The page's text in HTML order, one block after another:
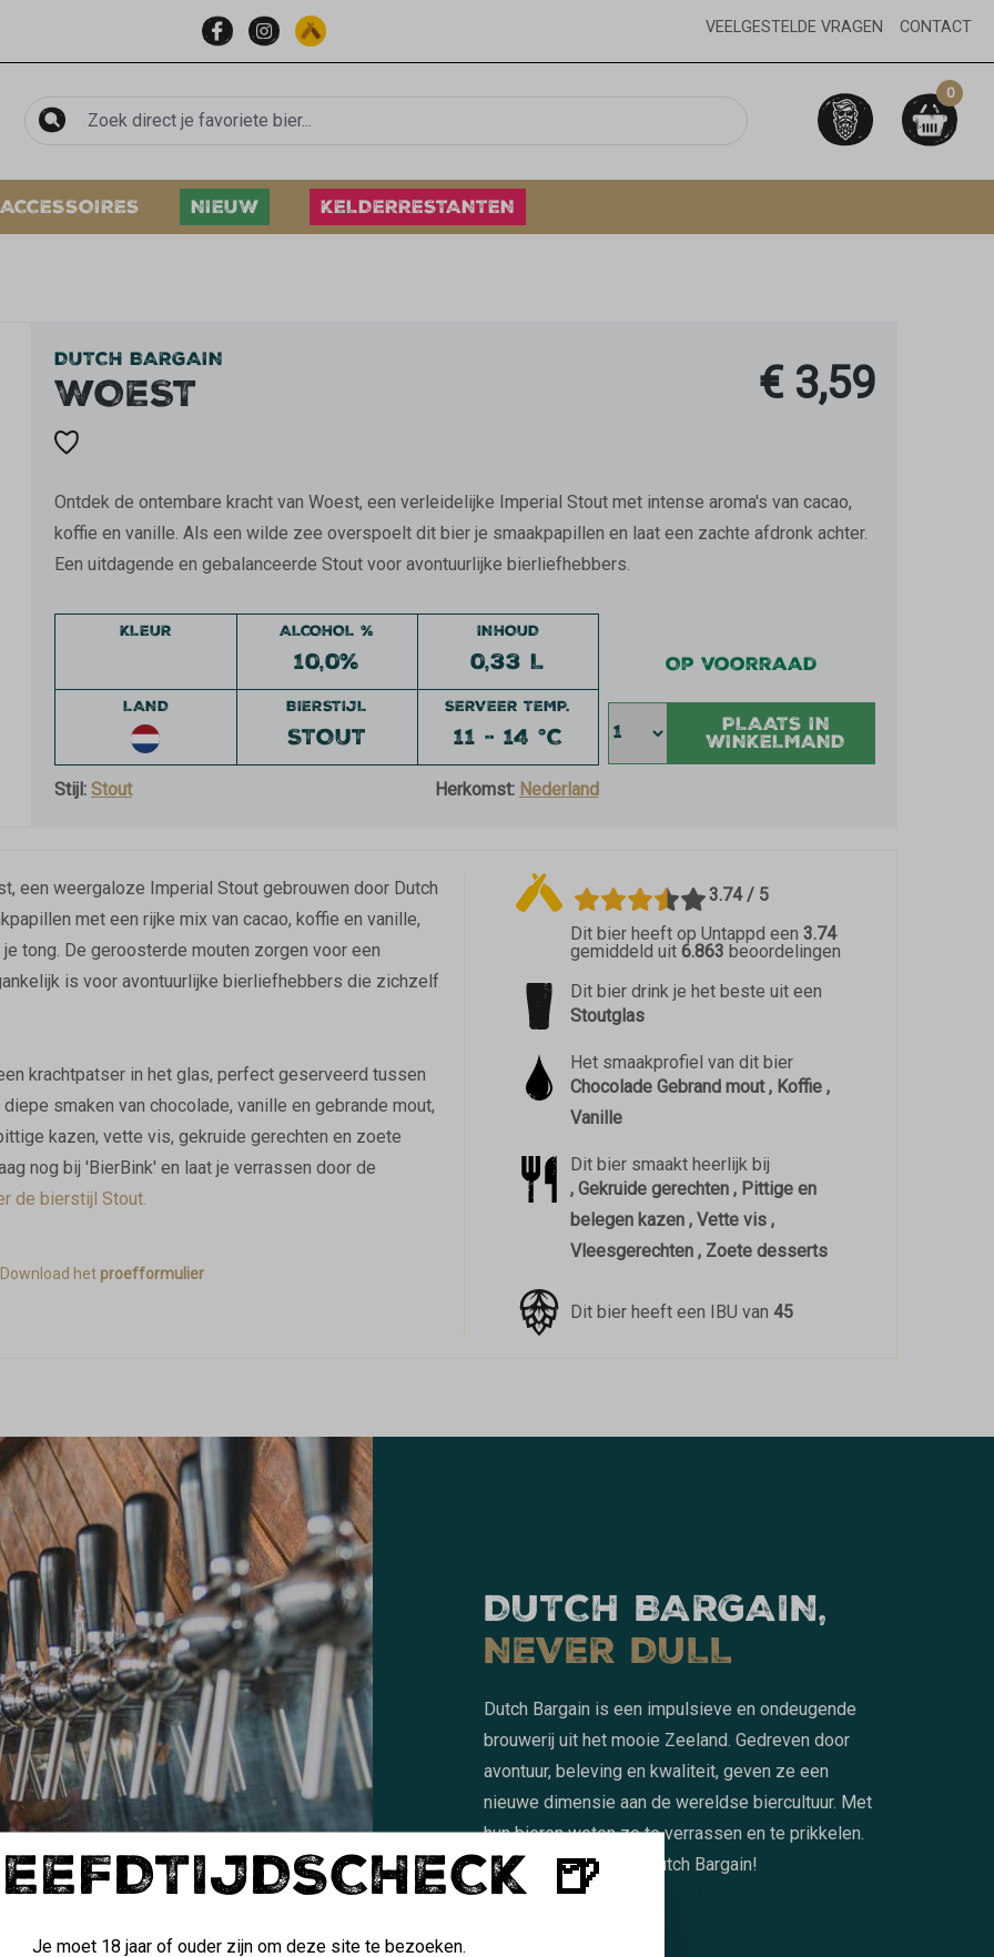
VEELGESTELDE VRAGEN CONTACT
0
ACCESSOIRES NIEUW KELDERRESTANTEN
DUTCH BARGAIN
WOEST € 3,59
Ontdek de ontembare kracht van Woest, een verleidelijke Imperial Stout met intense aroma's van cacao,
koffie en vanille. Als een wilde zee overspoelt dit bier je smaakpapillen en laat een zachte afdronk achter.
Een uitdagende en gebalanceerde Stout voor avontuurlijke bierliefhebbers.
KLEUR ALCOHOL %
10,0%
INHOUD
0,33 L
LAND BIERSTIJL
STOUT
SERVEER TEMP.
11 - 14 °C
Stijl: Stout Herkomst: Nederland
Op voorraad
PLAATS IN
WINKELMAND
een weergaloze Imperial Stout gebrouwen door Dutch
met een rijke mix van cacao, koffie en vanille,
tong. De geroosterde mouten zorgen voor een
is voor avontuurlijke bierliefhebbers die zichzelf
krachtpatser in het glas, perfect geserveerd tussen
smaken van chocolade, vanille en gebrande mout,
kazen, vette vis, gekruide gerechten en zoete
nog bij 'BierBink' en laat je verrassen door de
de bierstijl Stout.
Download het proefformulier
3.74 / 5
Dit bier heeft op Untappd een 3.74
gemiddeld uit 6.863 beoordelingen
Dit bier drink je het beste uit een
Stoutglas
Het smaakprofiel van dit bier
Chocolade Gebrand mout , Koffie ,
Vanille
Dit bier smaakt heerlijk bij
, Gekruide gerechten , Pittige en
belegen kazen , Vette vis ,
Vleesgerechten , Zoete desserts
Dit bier heeft een IBU van 45
DUTCH BARGAIN,
NEVER DULL
Dutch Bargain is een impulsieve en ondeugende
brouwerij uit het mooie Zeeland. Gedreven door
avontuur, beleving en kwaliteit, geven ze een
nieuwe dimensie aan de wereldse biercultuur. Met
hun bieren weten ze te verrassen en te prikkelen.
Proef de passie van Dutch Bargain!
🍺
Je moet 18 jaar of ouder zijn om deze site te bezoeken.